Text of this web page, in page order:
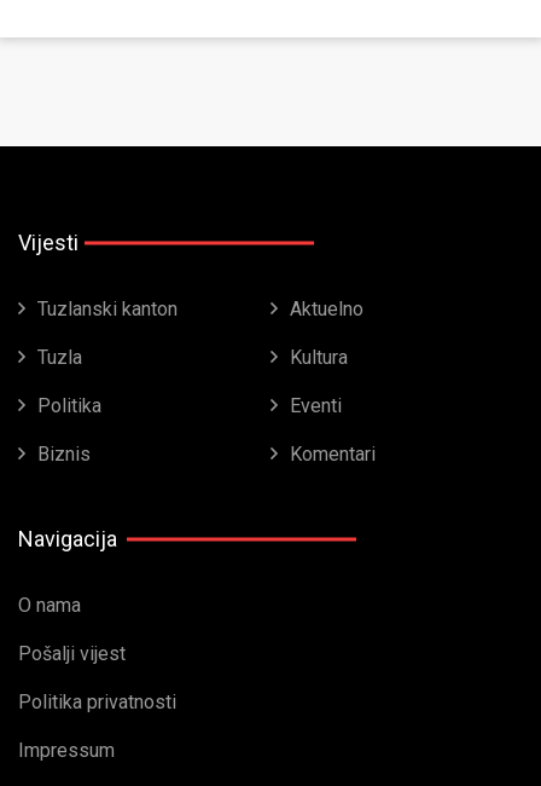
Vijesti
Tuzlanski kanton Aktuelno
Tuzla Kultura
Politika Eventi
Biznis Komentari
Navigacija
O nama
Pošalji vijest
Politika privatnosti
Impressum